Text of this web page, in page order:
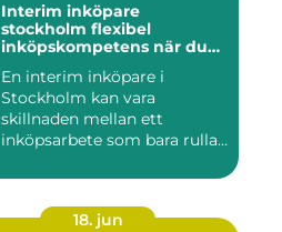
Interim inköpare
stockholm flexibel
inköpskompetens när du
En interim inköpare i
Stockholm kan vara
skillnaden mellan ett
inköpsarbete som bara rullar
18. jun